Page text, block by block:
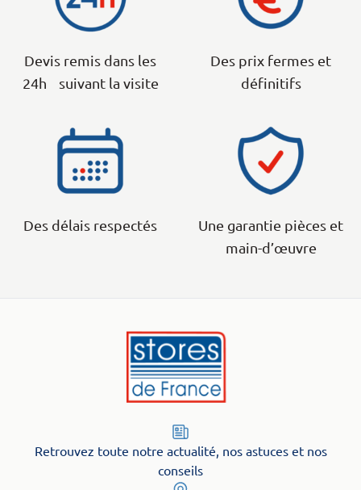
Devis remis dans les
24h suivant la visite
Des prix fermes et
définitifs
Des délais respectés
Une garantie pièces et
main-d’œuvre
Retrouvez toute notre actualité, nos astuces et nos
conseils